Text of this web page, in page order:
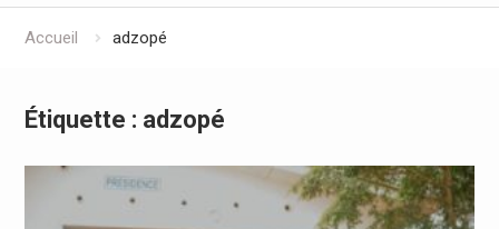
Accueil adzopé
Étiquette : adzopé